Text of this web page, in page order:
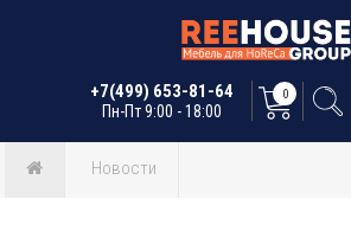
+7(499) 653-81-64
Пн-Пт 9:00 - 18:00
0
Новости